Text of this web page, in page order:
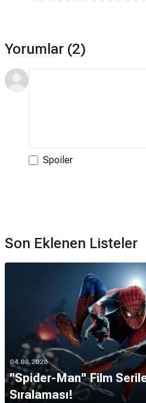
Yorumlar (2)
Spoiler
Son Eklenen Listeler
04.08.2026
''Spider-Man'' Film
Sıralaması!